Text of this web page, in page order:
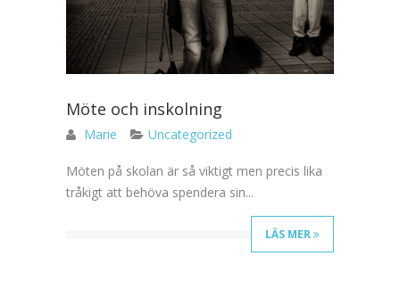
Möte och inskolning
Marie Uncategorized
Möten på skolan är så viktigt men precis lika
tråkigt att behöva spendera sin...
LÄS MER